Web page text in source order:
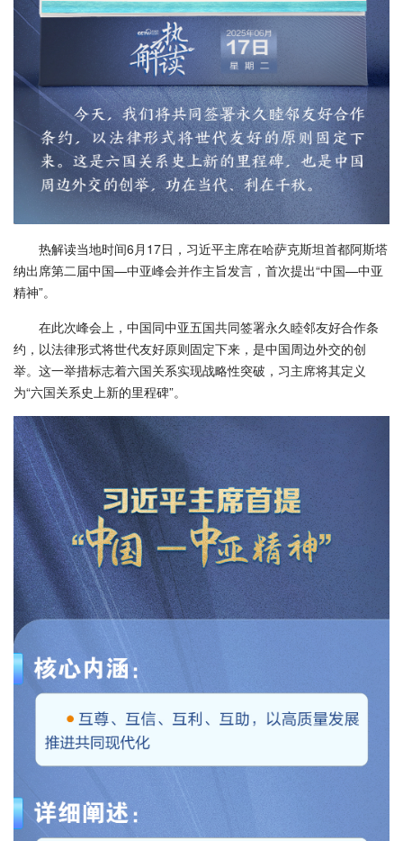
热解读当地时间6月17日，习近平主席在哈萨克斯坦首都阿斯塔
纳出席第二届中国—中亚峰会并作主旨发言，首次提出“中国—中亚
精神”。
在此次峰会上，中国同中亚五国共同签署永久睦邻友好合作条
约，以法律形式将世代友好原则固定下来，是中国周边外交的创
举。这一举措标志着六国关系实现战略性突破，习主席将其定义
为“六国关系史上新的里程碑”。